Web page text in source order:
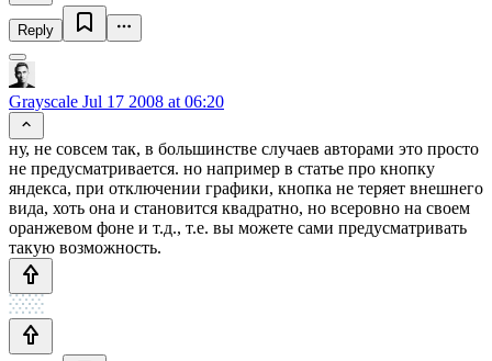
Reply
Grayscale Jul 17 2008 at 06:20
ну, не совсем так, в большинстве случаев авторами это просто
не предусматривается. но например в статье про кнопку
яндекса, при отключении графики, кнопка не теряет внешнего
вида, хоть она и становится квадратно, но всеровно на своем
оранжевом фоне и т.д., т.е. вы можете сами предусматривать
такую возможность.